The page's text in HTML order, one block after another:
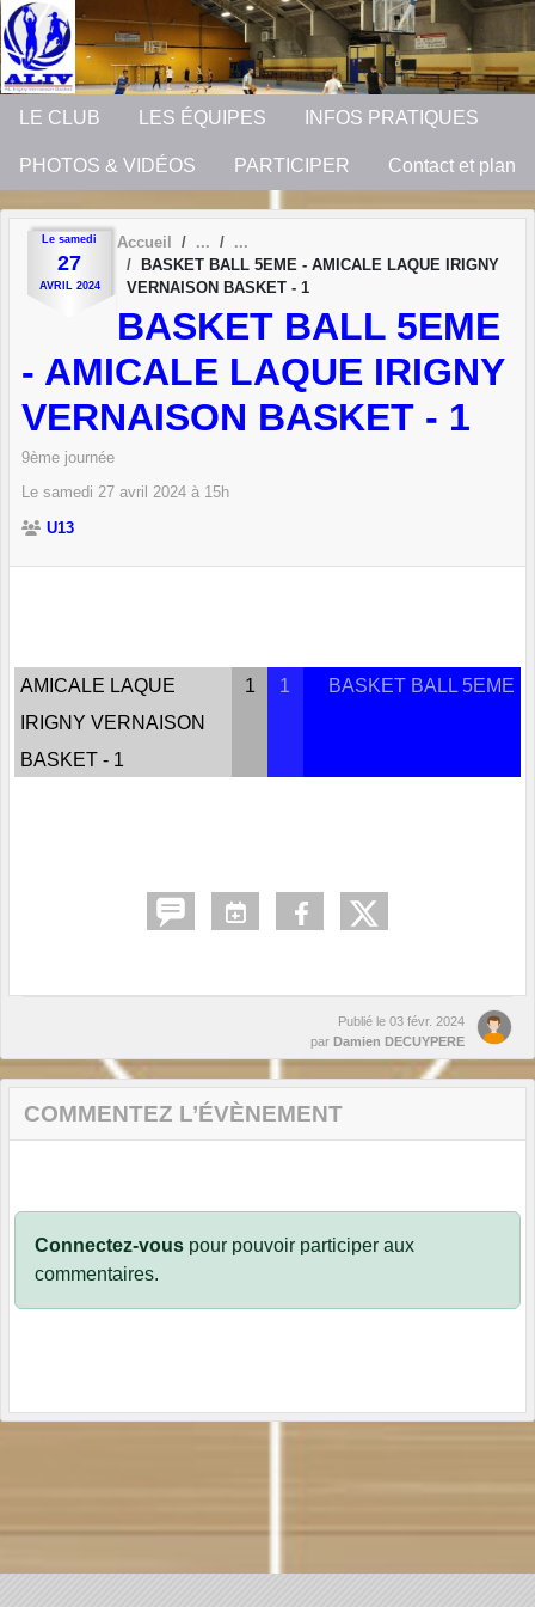
LE CLUB LES ÉQUIPES INFOS PRATIQUES
PHOTOS & VIDÉOS PARTICIPER Contact et plan
Le samedi
27
AVRIL 2024
Accueil
BASKET BALL 5EME - AMICALE LAQUE IRIGNY
VERNAISON BASKET - 1
BASKET BALL 5EME
- AMICALE LAQUE IRIGNY
VERNAISON BASKET - 1
9ème journée
Le samedi 27 avril 2024 à 15h
U13
AMICALE LAQUE
IRIGNY VERNAISON
BASKET - 1
1 1 BASKET BALL 5EME
Publié le 03 févr. 2024
par Damien DECUYPERE
COMMENTEZ L’ÉVÈNEMENT
Connectez-vous pour pouvoir participer aux
commentaires.
Panneau de gestion des cookies